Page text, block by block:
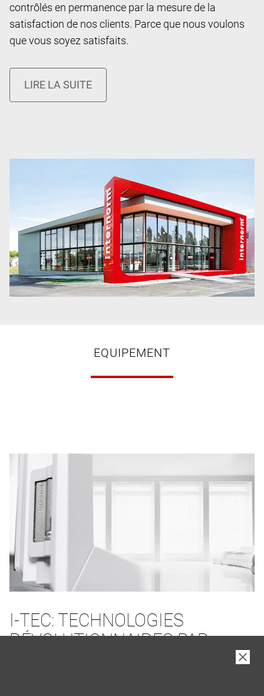
contrôlés en permanence par la mesure de la
satisfaction de nos clients. Parce que nous voulons
que vous soyez satisfaits.
EQUIPEMENT
I-TEC: TECHNOLOGIES
RÉVOLUTIONNAIRES PAR